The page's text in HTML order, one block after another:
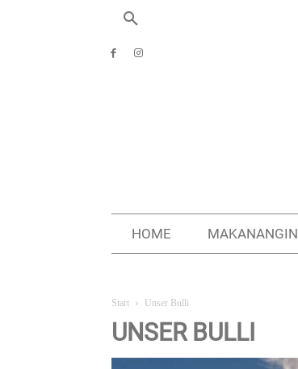
HOME MAKANANGIN
Start Unser Bulli
UNSER BULLI